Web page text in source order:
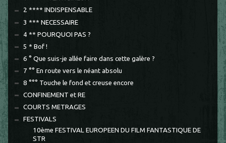
2 **** INDISPENSABLE
3 *** NECESSAIRE
4 ** POURQUOI PAS ?
5 * Bof !
6 ° Que suis-je allée faire dans cette galère ?
7 °° En route vers le néant absolu
8 °°° Touche le fond et creuse encore
CONFINEMENT et RE
COURTS METRAGES
FESTIVALS
10ème FESTIVAL EUROPEEN DU FILM FANTASTIQUE DE
STR